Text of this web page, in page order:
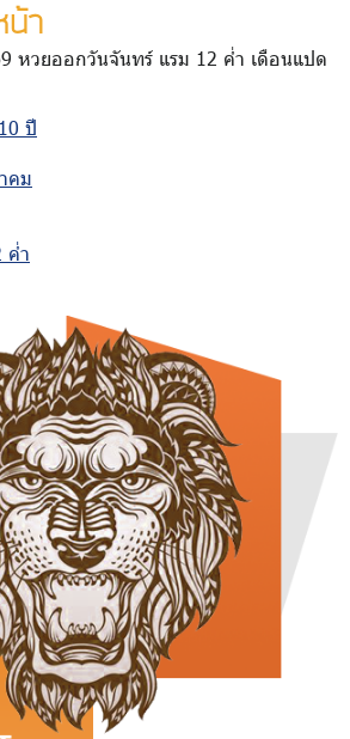
า
หวยออกวันจันทร์ แรม 12 ค่ำ เดือนแปด
ปี
คม
ค่ำ